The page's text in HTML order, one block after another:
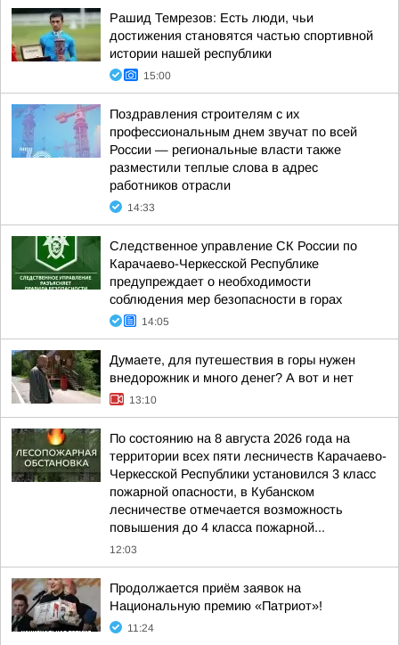
Рашид Темрезов: Есть люди, чьи
достижения становятся частью спортивной
истории нашей республики
15:00
Поздравления строителям с их
профессиональным днем звучат по всей
России — региональные власти также
разместили теплые слова в адрес
работников отрасли
14:33
Следственное управление СК России по
Карачаево-Черкесской Республике
предупреждает о необходимости
соблюдения мер безопасности в горах
14:05
Думаете, для путешествия в горы нужен
внедорожник и много денег? А вот и нет
13:10
По состоянию на 8 августа 2026 года на
территории всех пяти лесничеств Карачаево-
Черкесской Республики установился 3 класс
пожарной опасности, в Кубанском
лесничестве отмечается возможность
повышения до 4 класса пожарной...
12:03
Продолжается приём заявок на
Национальную премию «Патриот»!
11:24